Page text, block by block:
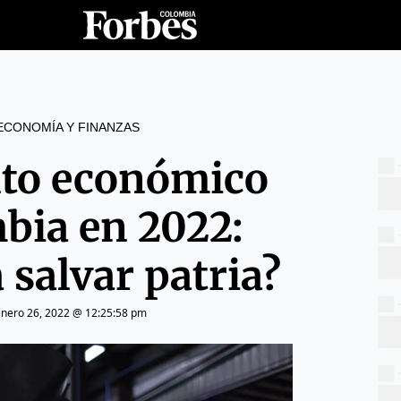
Y FINANZAS
económico
en 2022:
salvar patria?
26, 2022 @ 12:25:58 pm